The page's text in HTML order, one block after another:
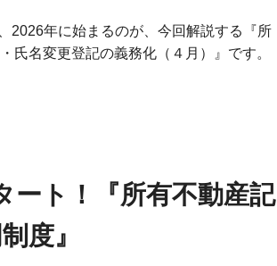
2026年に始まるのが、今回解説する『所
氏名変更登記の義務化（４月）』です。
ート！『所有不動産記
度』